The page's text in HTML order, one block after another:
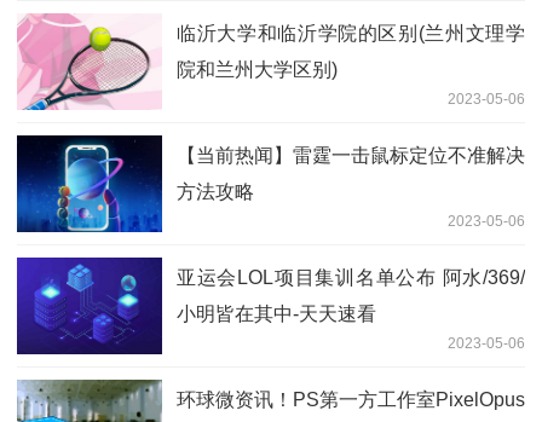
临沂大学和临沂学院的区别(兰州文理学
院和兰州大学区别)
2023-05-06
【当前热闻】雷霆一击鼠标定位不准解决
方法攻略
2023-05-06
亚运会LOL项目集训名单公布 阿水/369/
小明皆在其中-天天速看
2023-05-06
环球微资讯！PS第一方工作室PixelOpus